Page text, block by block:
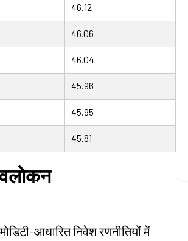
46.12
46.06
46.04
45.96
45.95
45.81
आधारित निवेश रणनीतियों में